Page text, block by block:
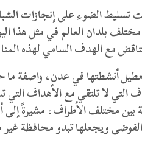
تسليط الضوء على إنجازات
بلدان العالم في مثل هذا
مع الهدف السامي لهذه
أنشطتها في عدن، واصفة
التي لا تلتقي مع الأهداف التي
بين مختلف الأطراف، مشيرةً
ويجعلها تبدو محافظة